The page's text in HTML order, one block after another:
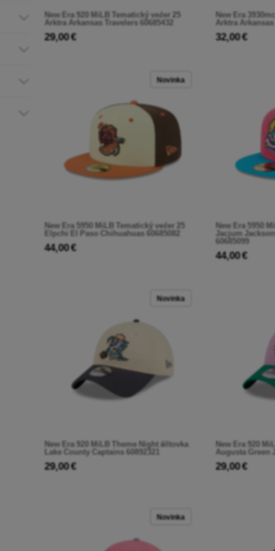
New Era 920 MiLB Tematický večer 25
Arktra Arkansas Travelers 60685432
29,00 €
New Era
Arktra Arkansas
32,00 €
Novinka
New Era 5950 MiLB Tematický večer 25
Elpchi El Paso Chihuahuas 60685082
44,00 €
New Era 5950
Jacjum
60685099
44,00 €
Novinka
New Era 920 MiLB Theme Night šiltovka
Lake County Captains 60892321
29,00 €
New Era 920
Augusta Green
29,00 €
Novinka